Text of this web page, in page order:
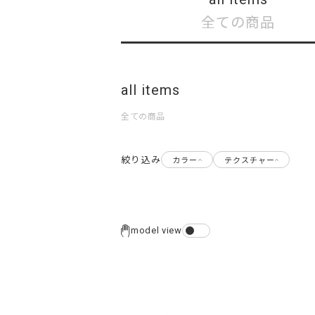
全ての商品
all items
全ての商品
絞り込み カラー テクスチャー
model view